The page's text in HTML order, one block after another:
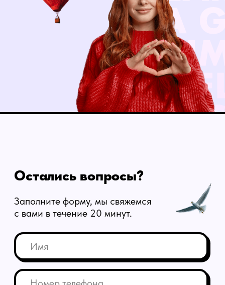
Получить бесплатную консультацию
Нажимая на кнопку, вы даёте согласие
Заполните форму, мы свяжемся
с вами в течение 20 минут.
Остались вопросы?